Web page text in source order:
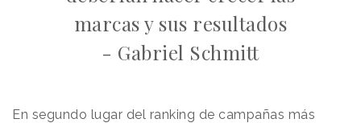
marcas y sus resultados
- Gabriel Schmitt
En segundo lugar del ranking de campañas más